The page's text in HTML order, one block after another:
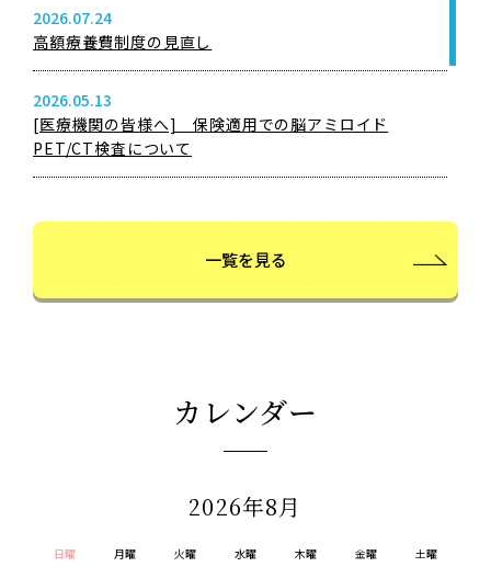
2026.07.24
高額療養費制度の見直し
2026.05.13
[医療機関の皆様へ] 保険適用での脳アミロイド
PET/CT検査について
[医療機関の皆様へ] 保険適用での脳アミロイド
PET/CT検査について（2026/4/1更新）
一覧を見る
カレンダー
2026年8月
日曜 月曜 火曜 水曜 木曜 金曜 土曜